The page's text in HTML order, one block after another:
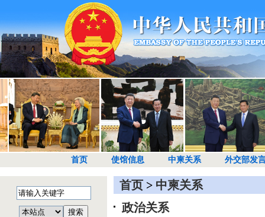
首页 使馆信息 中柬关系 外交部发
首页 > 中柬关系
政治关系